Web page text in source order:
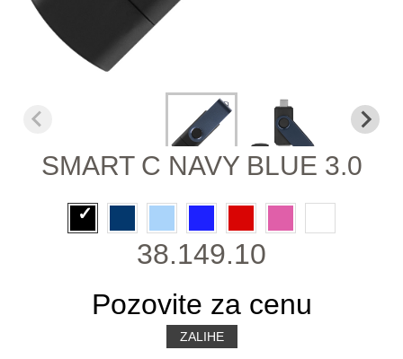
SMART C NAVY BLUE 3.0
38.149.10
Pozovite za cenu
ZALIHE